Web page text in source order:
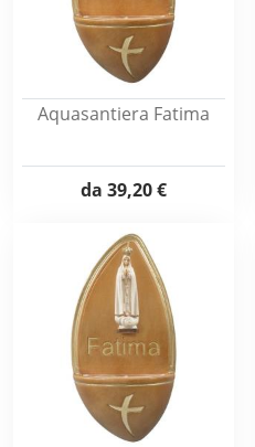
Aquasantiera Fatima
da 39,20 €